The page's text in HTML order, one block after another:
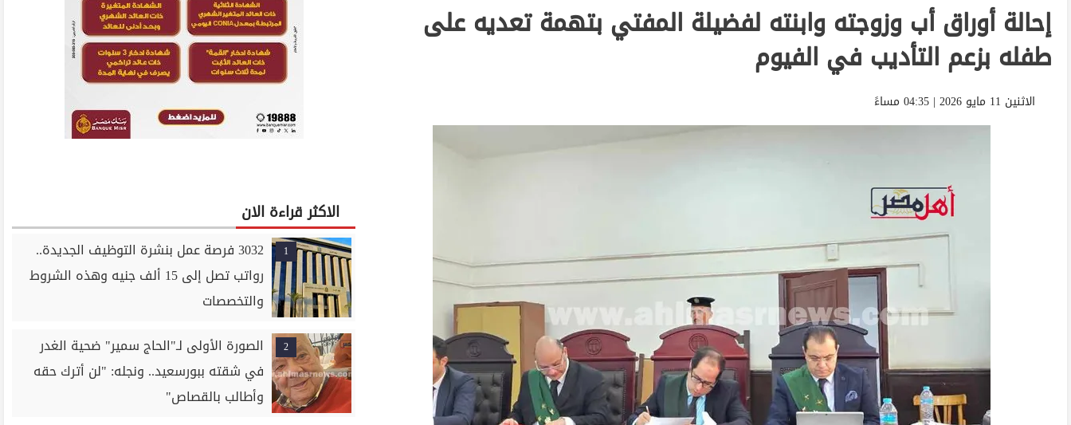
إحالة أوراق أب وزوجته وابنته لفضيلة المفتي بتهمة تعديه على
طفله بزعم التأديب في الفيوم
الاثنين 11 مايو 2026 | 04:35 مساءً
الاكثر قراءة الان
1
3032 فرصة عمل بنشرة التوظيف الجديدة..
رواتب تصل إلى 15 ألف جنيه وهذه الشروط
والتخصصات
2
الصورة الأولى لـ"الحاج سمير" ضحية الغدر
في شقته ببورسعيد.. ونجله: "لن أترك حقه
وأطالب بالقصاص"